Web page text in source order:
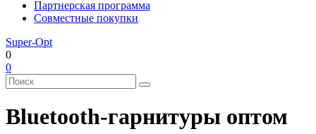
Партнерская программа
Совместные покупки
Super-Opt
0
0
Bluetooth-гарнитуры оптом